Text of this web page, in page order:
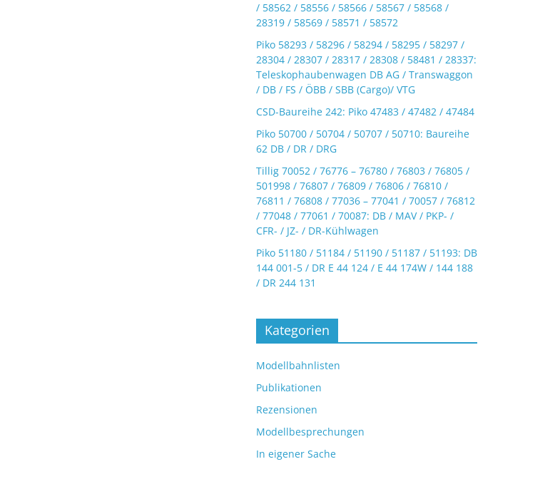
/ 58562 / 58556 / 58566 / 58567 / 58568 /
28319 / 58569 / 58571 / 58572
Piko 58293 / 58296 / 58294 / 58295 / 58297 /
28304 / 28307 / 28317 / 28308 / 58481 / 28337:
Teleskophaubenwagen DB AG / Transwaggon
/ DB / FS / ÖBB / SBB (Cargo)/ VTG
CSD-Baureihe 242: Piko 47483 / 47482 / 47484
Piko 50700 / 50704 / 50707 / 50710: Baureihe
62 DB / DR / DRG
Tillig 70052 / 76776 – 76780 / 76803 / 76805 /
501998 / 76807 / 76809 / 76806 / 76810 /
76811 / 76808 / 77036 – 77041 / 70057 / 76812
/ 77048 / 77061 / 70087: DB / MAV / PKP- /
CFR- / JZ- / DR-Kühlwagen
Piko 51180 / 51184 / 51190 / 51187 / 51193: DB
144 001-5 / DR E 44 124 / E 44 174W / 144 188
/ DR 244 131
Kategorien
Modellbahnlisten
Publikationen
Rezensionen
Modellbesprechungen
In eigener Sache